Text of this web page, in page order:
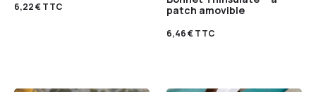
6,22€TTC
patch amovible
6,46€TTC